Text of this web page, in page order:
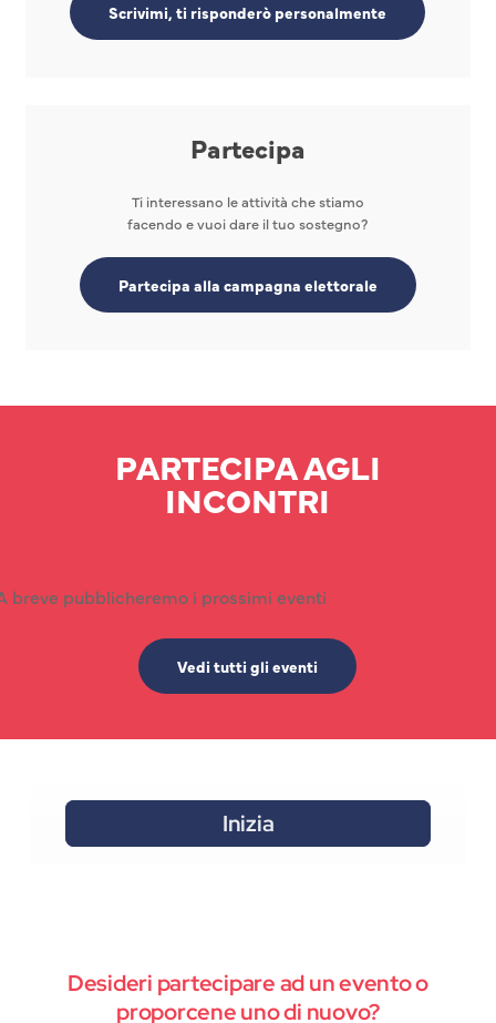
Scrivimi, ti risponderò personalmente
Partecipa
Ti interessano le attività che stiamo
facendo e vuoi dare il tuo sostegno?
Partecipa alla campagna elettorale
PARTECIPA AGLI
INCONTRI
breve pubblicheremo i prossimi eventi
Vedi tutti gli eventi